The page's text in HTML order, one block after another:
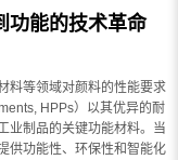
功能的技术革命
料等领域对颜料的性能要求
HPPs）以其优异的耐
业制品的关键功能材料。当
供功能性、环保性和智能化